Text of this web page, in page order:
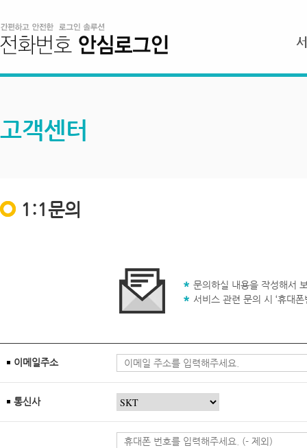
고객센터
1:1문의
문의하실 내용을 작성해서
서비스 관련 문의 시 ‘휴대
이메일주소
통신사